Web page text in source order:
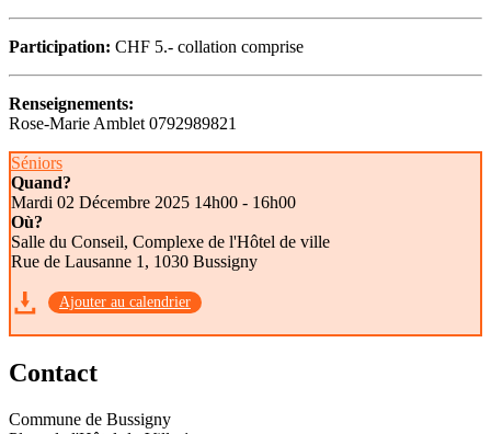
Participation: CHF 5.- collation comprise
Renseignements:
Rose-Marie Amblet 0792989821
Séniors
Quand?
Mardi 02 Décembre 2025 14h00 - 16h00
Où?
Salle du Conseil, Complexe de l'Hôtel de ville
Rue de Lausanne 1, 1030 Bussigny
Ajouter au calendrier
Contact
Commune de Bussigny